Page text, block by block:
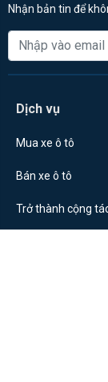
Nhận bản tin để
Dịch vụ
Mua xe ô tô
Bán xe ô tô
Trở thành cộng